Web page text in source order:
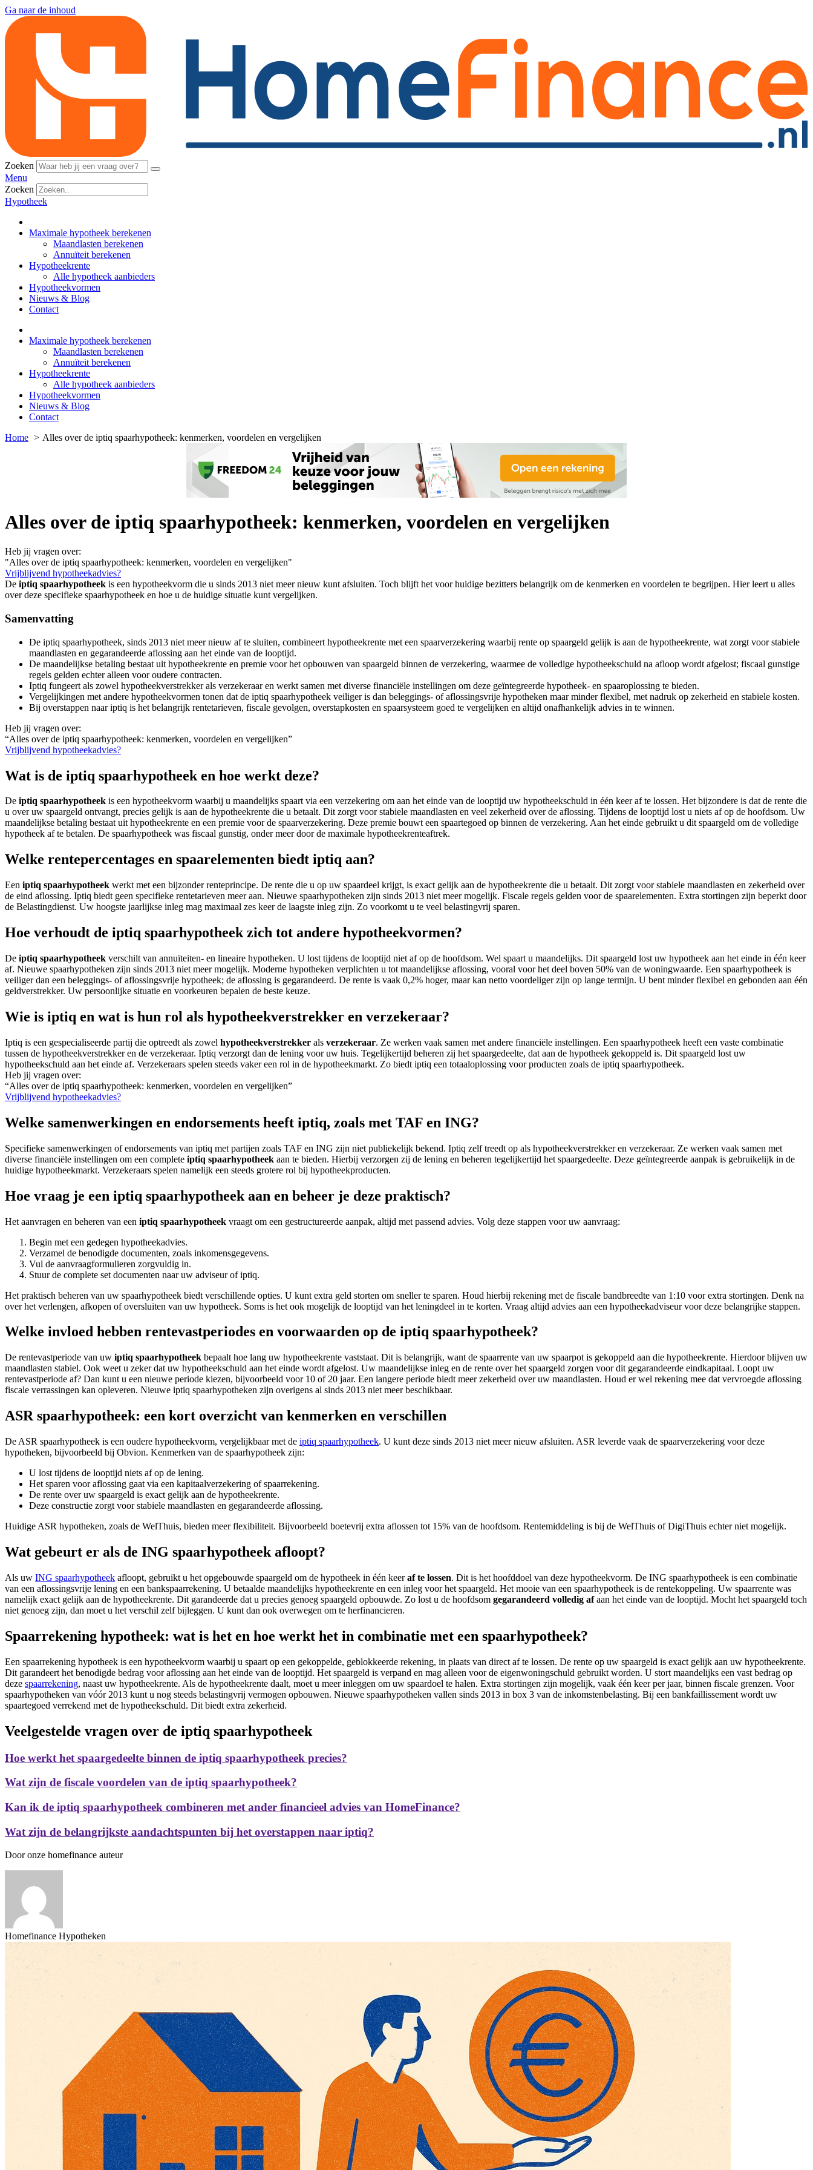
Ga naar de inhoud
Zoeken
Menu
Zoeken
Hypotheek
Maximale hypotheek berekenen
Maandlasten berekenen
Annuïteit berekenen
Hypotheekrente
Alle hypotheek aanbieders
Hypotheekvormen
Nieuws & Blog
Contact
Maximale hypotheek berekenen
Maandlasten berekenen
Annuïteit berekenen
Hypotheekrente
Alle hypotheek aanbieders
Hypotheekvormen
Nieuws & Blog
Contact
Home
Alles over de iptiq spaarhypotheek: kenmerken, voordelen en vergelijken
Alles over de iptiq spaarhypotheek: kenmerken, voordelen en vergelijken
Heb jij vragen over:
"Alles over de iptiq spaarhypotheek: kenmerken, voordelen en vergelijken"
Vrijblijvend hypotheekadvies?
De iptiq spaarhypotheek is een hypotheekvorm die u sinds 2013 niet meer nieuw kunt afsluiten. Toch blijft het voor huidige bezitters belangrijk om de kenmerken en voordelen te begrijpen. Hier leert u alles
over deze specifieke spaarhypotheek en hoe u de huidige situatie kunt vergelijken.
Samenvatting
De iptiq spaarhypotheek, sinds 2013 niet meer nieuw af te sluiten, combineert hypotheekrente met een spaarverzekering waarbij rente op spaargeld gelijk is aan de hypotheekrente, wat zorgt voor stabiele
maandlasten en gegarandeerde aflossing aan het einde van de looptijd.
De maandelijkse betaling bestaat uit hypotheekrente en premie voor het opbouwen van spaargeld binnen de verzekering, waarmee de volledige hypotheekschuld na afloop wordt afgelost; fiscaal gunstige
regels gelden echter alleen voor oudere contracten.
Iptiq fungeert als zowel hypotheekverstrekker als verzekeraar en werkt samen met diverse financiële instellingen om deze geïntegreerde hypotheek- en spaaroplossing te bieden.
Vergelijkingen met andere hypotheekvormen tonen dat de iptiq spaarhypotheek veiliger is dan beleggings- of aflossingsvrije hypotheken maar minder flexibel, met nadruk op zekerheid en stabiele kosten.
Bij overstappen naar iptiq is het belangrijk rentetarieven, fiscale gevolgen, overstapkosten en spaarsysteem goed te vergelijken en altijd onafhankelijk advies in te winnen.
Heb jij vragen over:
“Alles over de iptiq spaarhypotheek: kenmerken, voordelen en vergelijken”
Vrijblijvend hypotheekadvies?
Wat is de iptiq spaarhypotheek en hoe werkt deze?
De iptiq spaarhypotheek is een hypotheekvorm waarbij u maandelijks spaart via een verzekering om aan het einde van de looptijd uw hypotheekschuld in één keer af te lossen. Het bijzondere is dat de rente die
u over uw spaargeld ontvangt, precies gelijk is aan de hypotheekrente die u betaalt. Dit zorgt voor stabiele maandlasten en veel zekerheid over de aflossing. Tijdens de looptijd lost u niets af op de hoofdsom. Uw
maandelijkse betaling bestaat uit hypotheekrente en een premie voor de spaarverzekering. Deze premie bouwt een spaartegoed op binnen de verzekering. Aan het einde gebruikt u dit spaargeld om de volledige
hypotheek af te betalen. De spaarhypotheek was fiscaal gunstig, onder meer door de maximale hypotheekrenteaftrek.
Welke rentepercentages en spaarelementen biedt iptiq aan?
Een iptiq spaarhypotheek werkt met een bijzonder renteprincipe. De rente die u op uw spaardeel krijgt, is exact gelijk aan de hypotheekrente die u betaalt. Dit zorgt voor stabiele maandlasten en zekerheid over
de eind aflossing. Iptiq biedt geen specifieke rentetarieven meer aan. Nieuwe spaarhypotheken zijn sinds 2013 niet meer mogelijk. Fiscale regels gelden voor de spaarelementen. Extra stortingen zijn beperkt door
de Belastingdienst. Uw hoogste jaarlijkse inleg mag maximaal zes keer de laagste inleg zijn. Zo voorkomt u te veel belastingvrij sparen.
Hoe verhoudt de iptiq spaarhypotheek zich tot andere hypotheekvormen?
De iptiq spaarhypotheek verschilt van annuïteiten- en lineaire hypotheken. U lost tijdens de looptijd niet af op de hoofdsom. Wel spaart u maandelijks. Dit spaargeld lost uw hypotheek aan het einde in één keer
af. Nieuwe spaarhypotheken zijn sinds 2013 niet meer mogelijk. Moderne hypotheken verplichten u tot maandelijkse aflossing, vooral voor het deel boven 50% van de woningwaarde. Een spaarhypotheek is
veiliger dan een beleggings- of aflossingsvrije hypotheek; de aflossing is gegarandeerd. De rente is vaak 0,2% hoger, maar kan netto voordeliger zijn op lange termijn. U bent minder flexibel en gebonden aan één
geldverstrekker. Uw persoonlijke situatie en voorkeuren bepalen de beste keuze.
Wie is iptiq en wat is hun rol als hypotheekverstrekker en verzekeraar?
Iptiq is een gespecialiseerde partij die optreedt als zowel hypotheekverstrekker als verzekeraar. Ze werken vaak samen met andere financiële instellingen. Een spaarhypotheek heeft een vaste combinatie
tussen de hypotheekverstrekker en de verzekeraar. Iptiq verzorgt dan de lening voor uw huis. Tegelijkertijd beheren zij het spaargedeelte, dat aan de hypotheek gekoppeld is. Dit spaargeld lost uw
hypotheekschuld aan het einde af. Verzekeraars spelen steeds vaker een rol in de hypotheekmarkt. Zo biedt iptiq een totaaloplossing voor producten zoals de iptiq spaarhypotheek.
Heb jij vragen over:
“Alles over de iptiq spaarhypotheek: kenmerken, voordelen en vergelijken”
Vrijblijvend hypotheekadvies?
Welke samenwerkingen en endorsements heeft iptiq, zoals met TAF en ING?
Specifieke samenwerkingen of endorsements van iptiq met partijen zoals TAF en ING zijn niet publiekelijk bekend. Iptiq zelf treedt op als hypotheekverstrekker en verzekeraar. Ze werken vaak samen met
diverse financiële instellingen om een complete iptiq spaarhypotheek aan te bieden. Hierbij verzorgen zij de lening en beheren tegelijkertijd het spaargedeelte. Deze geïntegreerde aanpak is gebruikelijk in de
huidige hypotheekmarkt. Verzekeraars spelen namelijk een steeds grotere rol bij hypotheekproducten.
Hoe vraag je een iptiq spaarhypotheek aan en beheer je deze praktisch?
Het aanvragen en beheren van een iptiq spaarhypotheek vraagt om een gestructureerde aanpak, altijd met passend advies. Volg deze stappen voor uw aanvraag:
Begin met een gedegen hypotheekadvies.
Verzamel de benodigde documenten, zoals inkomensgegevens.
Vul de aanvraagformulieren zorgvuldig in.
Stuur de complete set documenten naar uw adviseur of iptiq.
Het praktisch beheren van uw spaarhypotheek biedt verschillende opties. U kunt extra geld storten om sneller te sparen. Houd hierbij rekening met de fiscale bandbreedte van 1:10 voor extra stortingen. Denk na
over het verlengen, afkopen of oversluiten van uw hypotheek. Soms is het ook mogelijk de looptijd van het leningdeel in te korten. Vraag altijd advies aan een hypotheekadviseur voor deze belangrijke stappen.
Welke invloed hebben rentevastperiodes en voorwaarden op de iptiq spaarhypotheek?
De rentevastperiode van uw iptiq spaarhypotheek bepaalt hoe lang uw hypotheekrente vaststaat. Dit is belangrijk, want de spaarrente van uw spaarpot is gekoppeld aan die hypotheekrente. Hierdoor blijven uw
maandlasten stabiel. Ook weet u zeker dat uw hypotheekschuld aan het einde wordt afgelost. Uw maandelijkse inleg en de rente over het spaargeld zorgen voor dit gegarandeerde eindkapitaal. Loopt uw
rentevastperiode af? Dan kunt u een nieuwe periode kiezen, bijvoorbeeld voor 10 of 20 jaar. Een langere periode biedt meer zekerheid over uw maandlasten. Houd er wel rekening mee dat vervroegde aflossing
fiscale verrassingen kan opleveren. Nieuwe iptiq spaarhypotheken zijn overigens al sinds 2013 niet meer beschikbaar.
ASR spaarhypotheek: een kort overzicht van kenmerken en verschillen
De ASR spaarhypotheek is een oudere hypotheekvorm, vergelijkbaar met de iptiq spaarhypotheek. U kunt deze sinds 2013 niet meer nieuw afsluiten. ASR leverde vaak de spaarverzekering voor deze
hypotheken, bijvoorbeeld bij Obvion. Kenmerken van de spaarhypotheek zijn:
U lost tijdens de looptijd niets af op de lening.
Het sparen voor aflossing gaat via een kapitaalverzekering of spaarrekening.
De rente over uw spaargeld is exact gelijk aan de hypotheekrente.
Deze constructie zorgt voor stabiele maandlasten en gegarandeerde aflossing.
Huidige ASR hypotheken, zoals de WelThuis, bieden meer flexibiliteit. Bijvoorbeeld boetevrij extra aflossen tot 15% van de hoofdsom. Rentemiddeling is bij de WelThuis of DigiThuis echter niet mogelijk.
Wat gebeurt er als de ING spaarhypotheek afloopt?
Als uw ING spaarhypotheek afloopt, gebruikt u het opgebouwde spaargeld om de hypotheek in één keeraf te lossen. Dit is het hoofddoel van deze hypotheekvorm. De ING spaarhypotheek is een combinatie
van een aflossingsvrije lening en een bankspaarrekening. U betaalde maandelijks hypotheekrente en een inleg voor het spaargeld. Het mooie van een spaarhypotheek is de rentekoppeling. Uw spaarrente was
namelijk exact gelijk aan de hypotheekrente. Dit garandeerde dat u precies genoeg spaargeld opbouwde. Zo lost u de hoofdsom gegarandeerd volledig afaan het einde van de looptijd. Mocht het spaargeld toch
niet genoeg zijn, dan moet u het verschil zelf bijleggen. U kunt dan ook overwegen om te herfinancieren.
Spaarrekening hypotheek: wat is het en hoe werkt het in combinatie met een spaarhypotheek?
Een spaarrekening hypotheek is een hypotheekvorm waarbij u spaart op een gekoppelde, geblokkeerde rekening, in plaats van direct af te lossen. De rente op uw spaargeld is exact gelijk aan uw hypotheekrente.
Dit garandeert het benodigde bedrag voor aflossing aan het einde van de looptijd. Het spaargeld is verpand en mag alleen voor de eigenwoningschuld gebruikt worden. U stort maandelijks een vast bedrag op
deze spaarrekening, naast uw hypotheekrente. Als de hypotheekrente daalt, moet u meer inleggen om uw spaardoel te halen. Extra stortingen zijn mogelijk, vaak één keer per jaar, binnen fiscale grenzen. Voor
spaarhypotheken van vóór 2013 kunt u nog steeds belastingvrij vermogen opbouwen. Nieuwe spaarhypotheken vallen sinds 2013 in box 3 van de inkomstenbelasting. Bij een bankfaillissement wordt uw
spaartegoed verrekend met de hypotheekschuld. Dit biedt extra zekerheid.
Veelgestelde vragen over de iptiq spaarhypotheek
Hoe werkt het spaargedeelte binnen de iptiq spaarhypotheek precies?
Wat zijn de fiscale voordelen van de iptiq spaarhypotheek?
Kan ik de iptiq spaarhypotheek combineren met ander financieel advies van HomeFinance?
Wat zijn de belangrijkste aandachtspunten bij het overstappen naar iptiq?
Door onze homefinance auteur
Homefinance Hypotheken